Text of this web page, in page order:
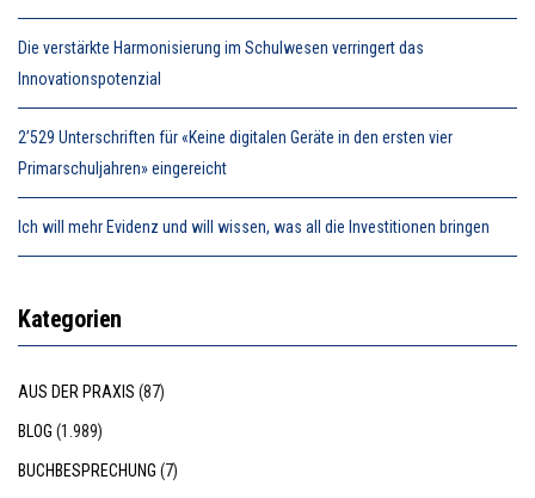
Die verstärkte Harmonisierung im Schulwesen verringert das
Innovationspotenzial
2’529 Unterschriften für «Keine digitalen Geräte in den ersten vier
Primarschuljahren» eingereicht
Ich will mehr Evidenz und will wissen, was all die Investitionen bringen
Kategorien
AUS DER PRAXIS (87)
BLOG (1.989)
BUCHBESPRECHUNG (7)